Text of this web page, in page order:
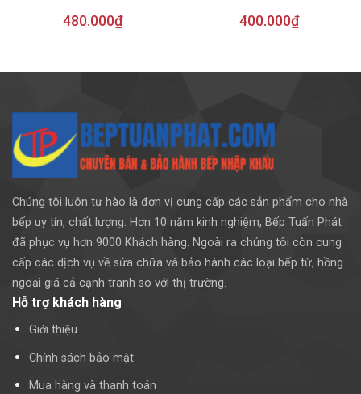
480.000₫ 400.000₫
Chúng tôi luôn tự hào là đơn vị cung cấp các sản phẩm cho nhà
bếp uy tín, chất lượng. Hơn 10 năm kinh nghiệm, Bếp Tuấn Phát
đã phục vụ hơn 9000 Khách hàng. Ngoài ra chúng tôi còn cung
cấp các dịch vụ về sửa chữa và bảo hành các loại bếp từ, hồng
ngoại giá cả cạnh tranh so với thị trường.
Hỗ trợ khách hàng
Giới thiệu
Chính sách bảo mật
Mua hàng và thanh toán